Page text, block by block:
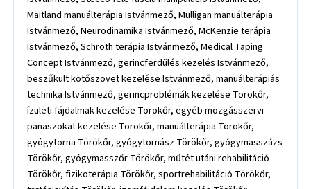
Maitland manuálterápia Istvánmező, Mulligan manuálterápia
Istvánmező, Neurodinamika Istvánmező, McKenzie terápia
Istvánmező, Schroth terápia Istvánmező, Medical Taping
Concept Istvánmező, gerincferdülés kezelés Istvánmező,
beszűkült kötőszövet kezelése Istvánmező, manuálterápiás
technika Istvánmező, gerincproblémák kezelése Törökőr,
ízületi fájdalmak kezelése Törökőr, egyéb mozgásszervi
panaszokat kezelése Törökőr, manuálterápia Törökőr,
gyógytorna Törökőr, gyógytornász Törökőr, gyógymasszázs
Törökőr, gyógymasszőr Törökőr, műtét utáni rehabilitáció
Törökőr, fizikoterápia Törökőr, sportrehabilitáció Törökőr,